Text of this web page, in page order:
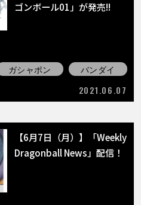
ゴンボール01」が発売!!
ガシャポン
バンダイ
2021.06.07
【6月7日（月）】「Weekly
Dragonball News」配信！